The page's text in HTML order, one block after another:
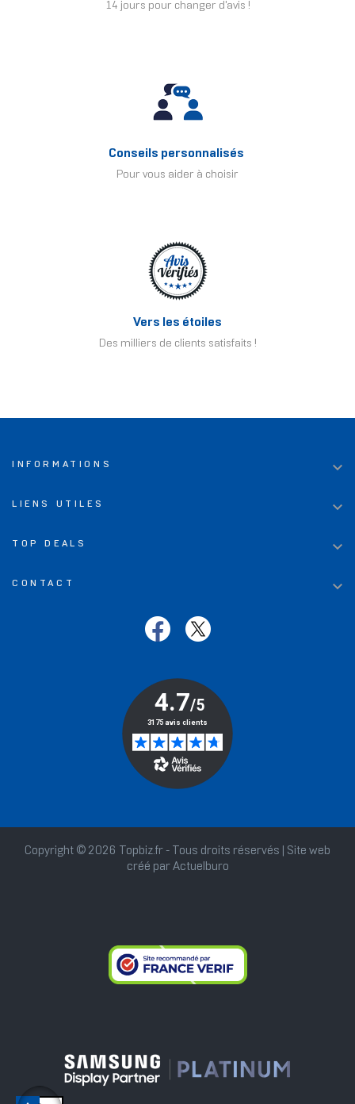
14 jours pour changer d'avis !
Conseils personnalisés
Pour vous aider à choisir
Vers les étoiles
Des milliers de clients satisfaits !
INFORMATIONS 
LIENS UTILES 
TOP DEALS 
CONTACT 
Copyright © 2026 Topbiz.fr - Tous droits réservés | Site web
créé par Actuelburo